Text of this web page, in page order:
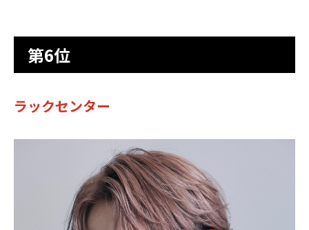
第6位
ラックセンター